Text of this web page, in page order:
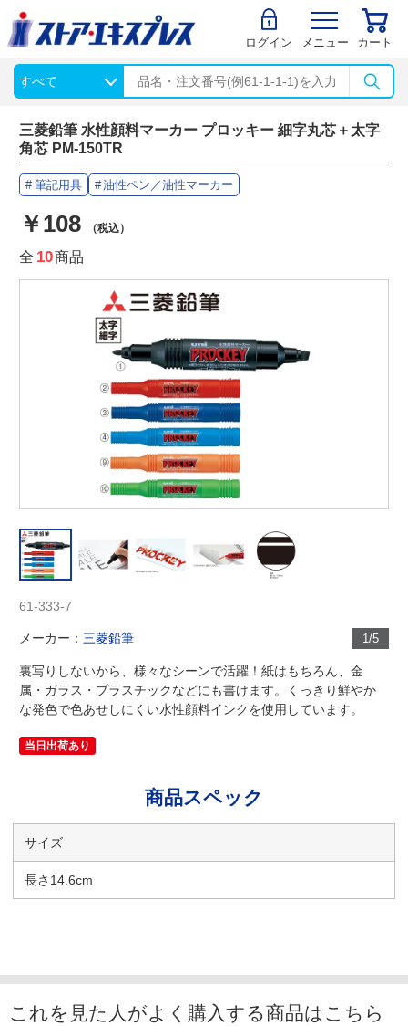
ログイン メニュー カート
三菱鉛筆 水性顔料マーカー プロッキー 細字丸芯＋太字
角芯 PM-150TR
筆記用具 油性ペン／油性マーカー
￥108 （税込）
全 10商品
1/5
61-333-7
メーカー：三菱鉛筆
裏写りしないから、様々なシーンで活躍！紙はもちろん、金
属・ガラス・プラスチックなどにも書けます。くっきり鮮やか
な発色で色あせしにくい水性顔料インクを使用しています。
当日出荷あり
商品スペック
サイズ
長さ14.6cm
これを見た人がよく購入する商品はこちら